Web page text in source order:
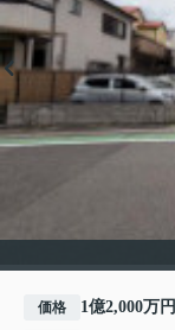
価格 1億2,000万円